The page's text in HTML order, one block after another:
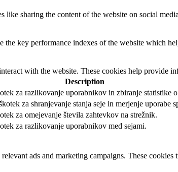
sharing the content of the website on social
the key performance indexes of the website which
with the website. These cookies help provide
Description
za razlikovanje uporabnikov in zbiranje statistike
za shranjevanje stanja seje in merjenje uporabe
za omejevanje števila zahtevkov na strežnik.
za razlikovanje uporabnikov med sejami.
ads and marketing campaigns. These